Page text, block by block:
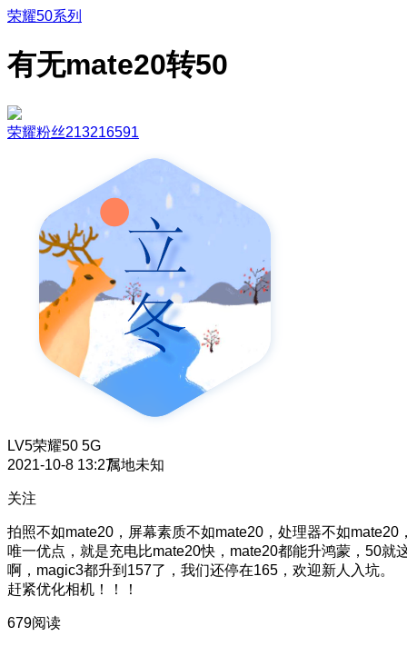
荣耀50系列
有无mate20转50
荣耀粉丝213216591
LV5荣耀50 5G
2021-10-8 13:27属地未知
关注
拍照不如mate20，屏幕素质不如mate20，处理器不如mate20
唯一优点，就是充电比mate20快，mate20都能升鸿蒙，50就
啊，magic3都升到157了，我们还停在165，欢迎新人入坑。
赶紧优化相机！！！
679阅读